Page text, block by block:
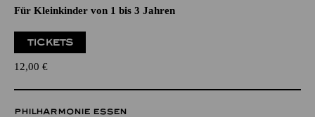
Für Kleinkinder von 1 bis 3 Jahren
TICKETS
12,00 €
PHILHARMONIE ESSEN